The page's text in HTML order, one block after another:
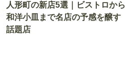
人形町の新店5選｜ビストロから
和洋小皿まで名店の予感を醸す
話題店